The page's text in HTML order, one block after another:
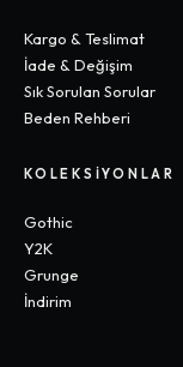
Kargo & Teslimat
İade & Değişim
Sık Sorulan Sorular
Beden Rehberi
KOLEKSIYONLAR
Gothic
Y2K
Grunge
İndirim